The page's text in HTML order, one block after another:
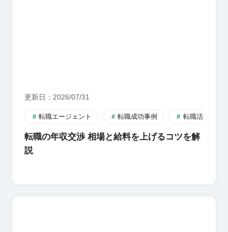
更新日 2026/07/31
転職エージェント 転職成功事例 転職活動のす
転職の年収交渉 相場と給料を上げるコツを解
説